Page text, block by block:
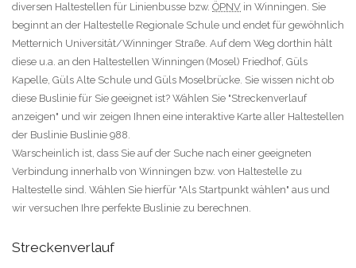
diversen Haltestellen für Linienbusse bzw. ÖPNV in Winningen. Sie
beginnt an der Haltestelle Regionale Schule und endet für gewöhnlich
Metternich Universität/Winninger Straße. Auf dem Weg dorthin hält
diese u.a. an den Haltestellen Winningen (Mosel) Friedhof, Güls
Kapelle, Güls Alte Schule und Güls Moselbrücke. Sie wissen nicht ob
diese Buslinie für Sie geeignet ist? Wählen Sie "Streckenverlauf
anzeigen" und wir zeigen Ihnen eine interaktive Karte aller Haltestellen
der Buslinie Buslinie 988.
Warscheinlich ist, dass Sie auf der Suche nach einer geeigneten
Verbindung innerhalb von Winningen bzw. von Haltestelle zu
Haltestelle sind. Wählen Sie hierfür "Als Startpunkt wählen" aus und
wir versuchen Ihre perfekte Buslinie zu berechnen.
Streckenverlauf